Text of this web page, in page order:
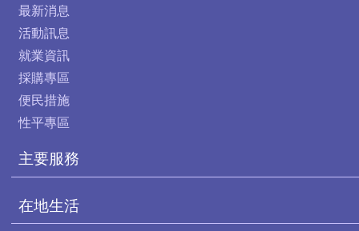
最新消息
活動訊息
就業資訊
採購專區
便民措施
性平專區
主要服務
在地生活